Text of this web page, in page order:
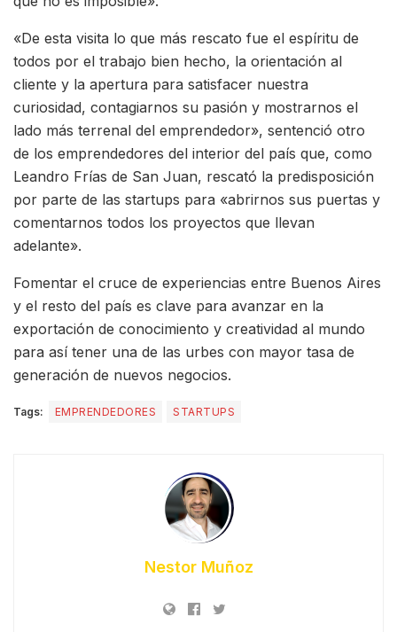
«De esta visita lo que más rescato fue el espíritu de
todos por el trabajo bien hecho, la orientación al
cliente y la apertura para satisfacer nuestra
curiosidad, contagiarnos su pasión y mostrarnos el
lado más terrenal del emprendedor», sentenció otro
de los emprendedores del interior del país que, como
Leandro Frías de San Juan, rescató la predisposición
por parte de las startups para «abrirnos sus puertas y
comentarnos todos los proyectos que llevan
adelante».
Fomentar el cruce de experiencias entre Buenos Aires
y el resto del país es clave para avanzar en la
exportación de conocimiento y creatividad al mundo
para así tener una de las urbes con mayor tasa de
generación de nuevos negocios.
Tags: EMPRENDEDORES STARTUPS
Nestor Muñoz